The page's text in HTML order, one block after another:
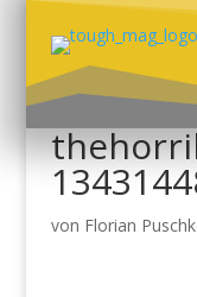
von Florian